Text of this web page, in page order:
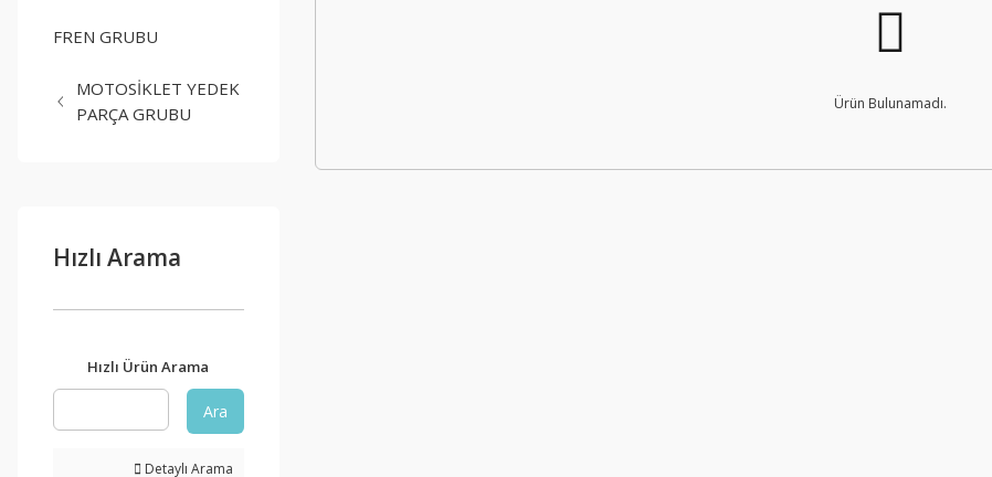
FREN GRUBU
MOTOSİKLET YEDEK
PARÇA GRUBU
Hızlı Arama
Hızlı Ürün Arama
Ara
Detaylı Arama
Ürün Bulunamadı.